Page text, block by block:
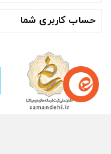
حساب کاربری شما